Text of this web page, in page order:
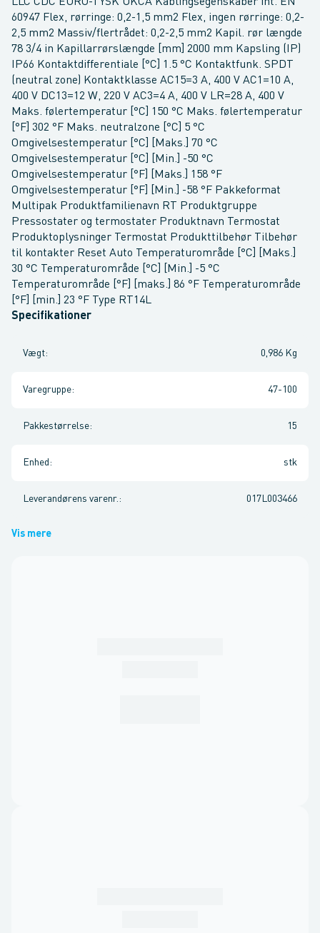
60947 Flex, rørringe: 0,2-1,5 mm2 Flex, ingen rørringe: 0,2-
2,5 mm2 Massiv/flertrådet: 0,2-2,5 mm2 Kapil. rør længde
78 3/4 in Kapillarrørslængde [mm] 2000 mm Kapsling (IP)
IP66 Kontaktdifferentiale [°C] 1.5 °C Kontaktfunk. SPDT
(neutral zone) Kontaktklasse AC15=3 A, 400 V AC1=10 A,
400 V DC13=12 W, 220 V AC3=4 A, 400 V LR=28 A, 400 V
Maks. følertemperatur [°C] 150 °C Maks. følertemperatur
[°F] 302 °F Maks. neutralzone [°C] 5 °C
Omgivelsestemperatur [°C] [Maks.] 70 °C
Omgivelsestemperatur [°C] [Min.] -50 °C
Omgivelsestemperatur [°F] [Maks.] 158 °F
Omgivelsestemperatur [°F] [Min.] -58 °F Pakkeformat
Multipak Produktfamilienavn RT Produktgruppe
Pressostater og termostater Produktnavn Termostat
Produktoplysninger Termostat Produkttilbehør Tilbehør
til kontakter Reset Auto Temperaturområde [°C] [Maks.]
30 °C Temperaturområde [°C] [Min.] -5 °C
Temperaturområde [°F] [maks.] 86 °F Temperaturområde
[°F] [min.] 23 °F Type RT14L
Specifikationer
Vægt: 0,986 Kg
Varegruppe: 47-100
Pakkestørrelse: 15
Enhed : stk
Leverandørens varenr. : 017L003466
Vis mere